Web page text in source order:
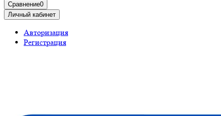
Сравнение0
Личный кабинет
Авторизация
Регистрация